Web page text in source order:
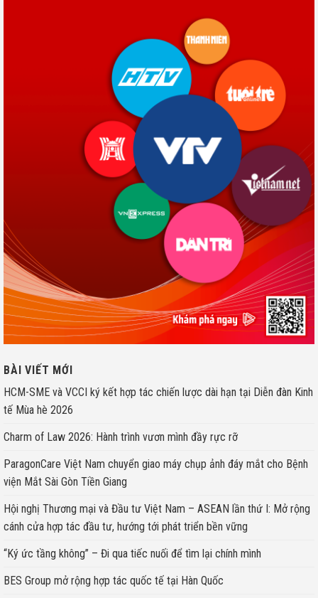
BÀI VIẾT MỚI
HCM-SME và VCCI ký kết hợp tác chiến lược dài hạn tại Diễn đàn Kinh
tế Mùa hè 2026
Charm of Law 2026: Hành trình vươn mình đầy rực rỡ
ParagonCare Việt Nam chuyển giao máy chụp ảnh đáy mắt cho Bệnh
viện Mắt Sài Gòn Tiền Giang
Hội nghị Thương mại và Đầu tư Việt Nam – ASEAN lần thứ I: Mở rộng
cánh cửa hợp tác đầu tư, hướng tới phát triển bền vững
“Ký ức tầng không” – Đi qua tiếc nuối để tìm lại chính mình
BES Group mở rộng hợp tác quốc tế tại Hàn Quốc